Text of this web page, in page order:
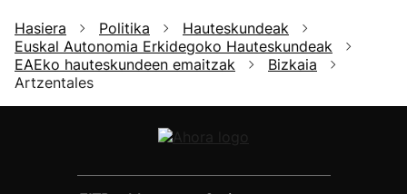
Hasiera Politika
Hauteskundeak
Euskal Autonomia Erkidegoko Hauteskundeak
EAEko hauteskundeen emaitzak
Bizkaia
Artzentales